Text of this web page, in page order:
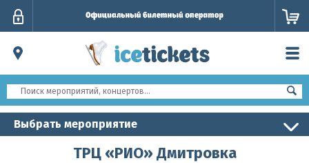
Выбрать мероприятие
ТРЦ «РИО» Дмитровка